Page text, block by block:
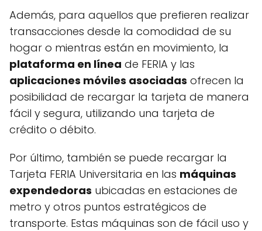
Además, para aquellos que prefieren realizar
transacciones desde la comodidad de su
hogar o mientras están en movimiento, la
plataforma en línea de FERIA y las
aplicaciones móviles asociadas ofrecen la
posibilidad de recargar la tarjeta de manera
fácil y segura, utilizando una tarjeta de
crédito o débito.
Por último, también se puede recargar la
Tarjeta FERIA Universitaria en las máquinas
expendedoras ubicadas en estaciones de
metro y otros puntos estratégicos de
transporte. Estas máquinas son de fácil uso y